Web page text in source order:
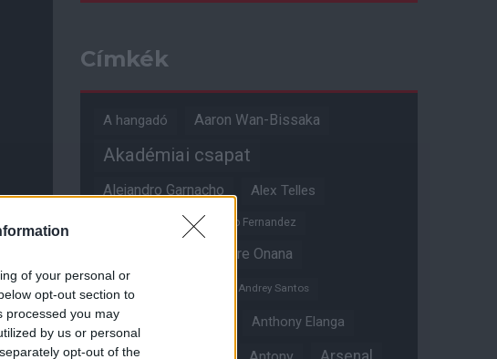
of your personal or
opt-out section to
processed you may
by us or personal
opt-out of the
Címkék
A hangadó Aaron Wan-Bissaka
Akadémiai csapat
Alejandro Garnacho Alex Telles
Alvaro Fernandez
Andre Onana
Andreas Pereira
Andrey Santos
Angol válogatott Anthony Elanga